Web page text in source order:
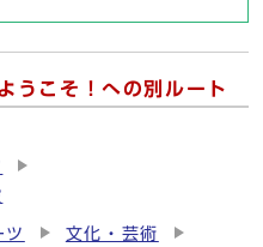
うこそ！への別ルート
ツ
文化・芸術